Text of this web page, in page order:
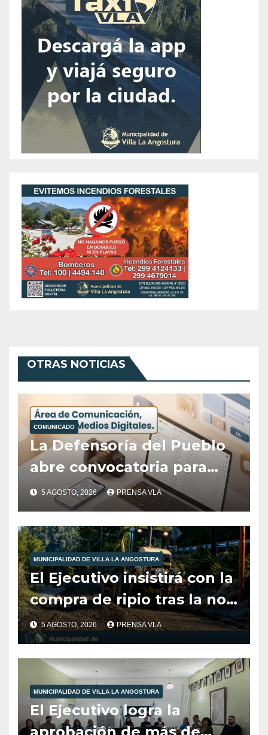
OTRAS NOTICIAS
COMUNICADO
La Defensoría del Pueblo
abre convocatoria para
cubrir el área de
Comunicación, Prensa y
Medios Digitales
5 AGOSTO, 2026 PRENSA VLA
MUNICIPALIDAD DE VILLA LA ANGOSTURA
El Ejecutivo insistirá con la
compra de ripio tras la no
aprobación del Concejo en
2025.
5 AGOSTO, 2026 PRENSA VLA
MUNICIPALIDAD DE VILLA LA ANGOSTURA
El Ejecutivo logra la